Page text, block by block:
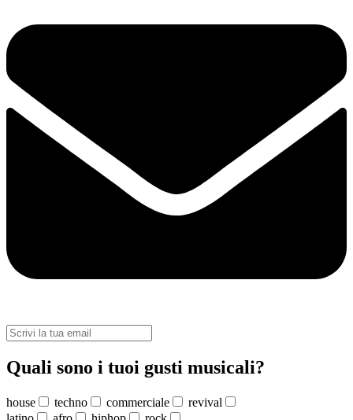
Quali sono i tuoi gusti musicali?
house techno commerciale
revival